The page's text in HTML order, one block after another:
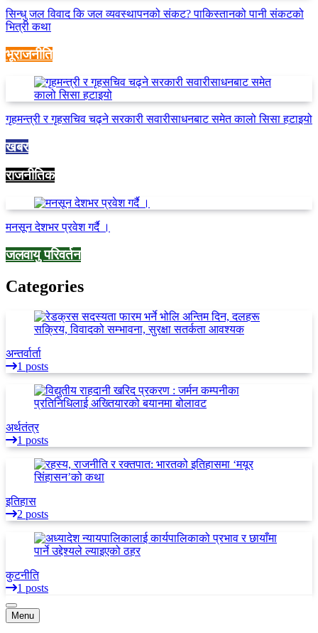
सिन्धु जल विवाद कि जल व्यवस्थापनको संकट? पाकिस्तानको पानी संकटको
भित्री कथा
भूराजनीति
गृहमन्त्री र गृहसचिव चढ्ने सरकारी सवारीसाधनबाट समेत कालो सिसा हटाइयो
खबर
राजनीतिक
मनसून देशभर प्रवेश गर्दै ।
जलवायु परिवर्तन
Categories
अन्तर्वार्ता
1 posts
अर्थतंत्र
1 posts
इतिहास
2 posts
कुटनीति
1 posts
Menu